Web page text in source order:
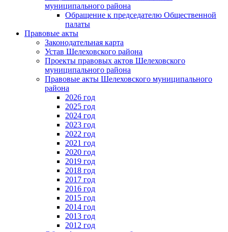
муниципального района
Обращение к председателю Общественной
палаты
Правовые акты
Законодательная карта
Устав Шелеховского района
Проекты правовых актов Шелеховского
муниципального района
Правовые акты Шелеховского муниципального
района
2026 год
2025 год
2024 год
2023 год
2022 год
2021 год
2020 год
2019 год
2018 год
2017 год
2016 год
2015 год
2014 год
2013 год
2012 год